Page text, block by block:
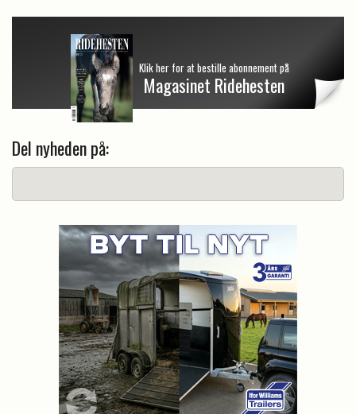
Klik her for at bestille abonnement på
Magasinet Ridehesten
Del nyheden på: